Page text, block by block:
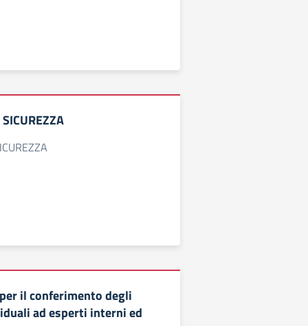
il conferimento degli
ad esperti interni ed